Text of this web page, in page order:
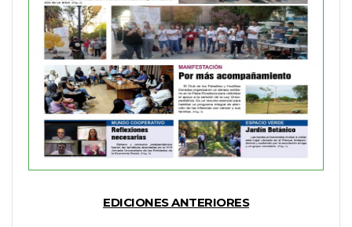
EDICIONES ANTERIORES